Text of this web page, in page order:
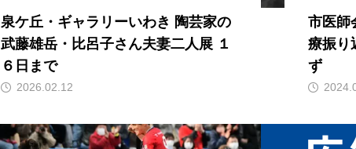
泉ケ丘・ギャラリーいわき 陶芸家の
武藤雄岳・比呂子さん夫妻二人展 １
６日まで
2026.02.12
市医師
療振り
ず